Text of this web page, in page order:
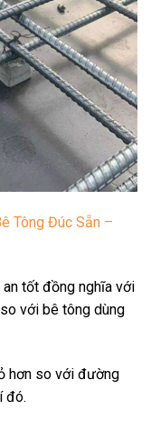
Tông Đúc Sẵn –
tốt đồng nghĩa với
với bê tông dùng
hơn so với đường
đó.